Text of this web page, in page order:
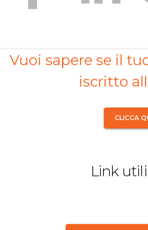
Vuoi sapere se il
iscritto
CLICCA
Link utili